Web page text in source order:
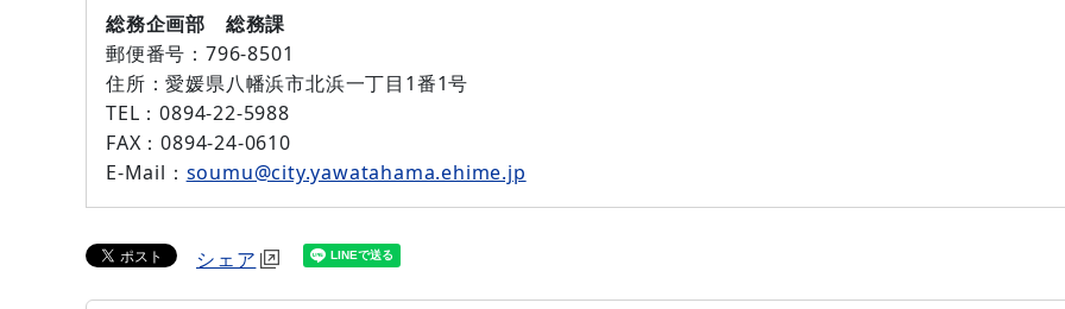
総務企画部 総務課
郵便番号： 796-8501
住所：愛媛県八幡浜市北浜一丁目1番1号
TEL：0894-22-5988
FAX：0894-24-0610
E-Mail： soumu@city.yawatahama.ehime.jp
シェア